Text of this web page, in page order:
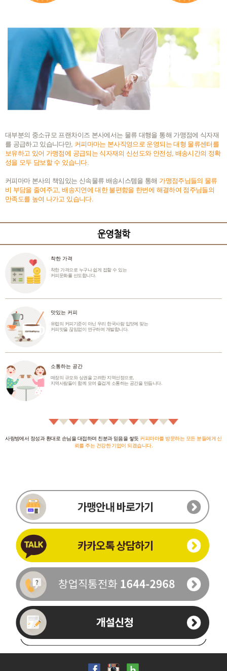
대부분의 중소규모 프랜차이즈 본사에서는 물류 대행을 통해 가맹점에 식자재
를 공급하고 있습니다만, 커피마마는 본사직영으로 운영되는 대형 물류센터를
보유하고 있어 가맹점에 공급되는 식자재의 신선도와 안전성, 배송시간의 정확
성을 모두 담보할 수 있습니다.
커피마마 본사의 책임있는 신속물류 배송시스템을 통해 가맹점주님들의 물류
비 부담을 줄여주고, 배송지연에 대한 불편함을 한번에 해결하여 점주님들의
만족도를 높여 나가고 있습니다.
운영철학
착한 가격
착한 가격으로 누구나 쉽게 접할 수 있는
커피문화를 선도합니다.
맛있는 커피
유럽의 커피기준이 아닌 우리 한국사람 입맛에 맞는
커피맛을 끊임없이 연구하며 개발합니다.
소통하는 공간
매장의 규모와 상권을 고려한 지역선정으로,
지역사람들이 함께 모여 즐겁게 소통하는 공간을 만듭니다.
사랑방에서 정성과 환대로 손님을 대접하며 친분과 믿음을 쌓듯 커피마마를 방문하는 모든 분들에게 신
뢰를 주는 건강한 기업이 되겠습니다.
이름